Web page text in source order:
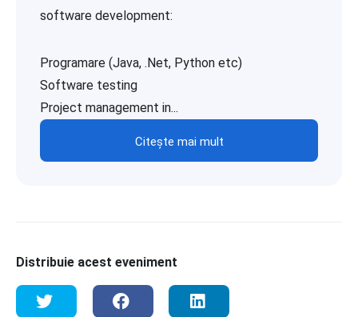
software development:
Programare (Java, .Net, Python etc)
Software testing
Project management in...
Citește mai mult
Distribuie acest eveniment